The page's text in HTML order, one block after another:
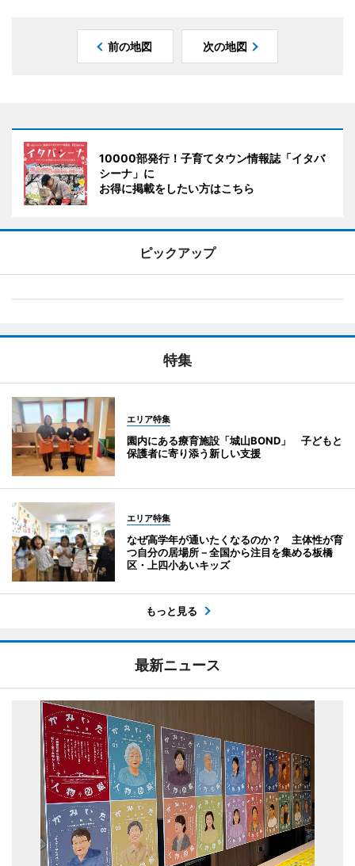
前の地図 次の地図
10000部発行！子育てタウン情報誌「イタバ
シーナ」に
お得に掲載をしたい方はこちら
ピックアップ
特集
エリア特集
園内にある療育施設「城山BOND」 子どもと
保護者に寄り添う新しい支援
エリア特集
なぜ高学年が通いたくなるのか？ 主体性が育
つ自分の居場所－全国から注目を集める板橋
区・上四小あいキッズ
もっと見る
最新ニュース